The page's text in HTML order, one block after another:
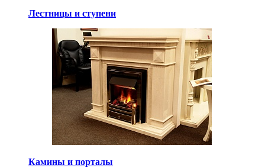
Лестницы и ступени
Камины и порталы